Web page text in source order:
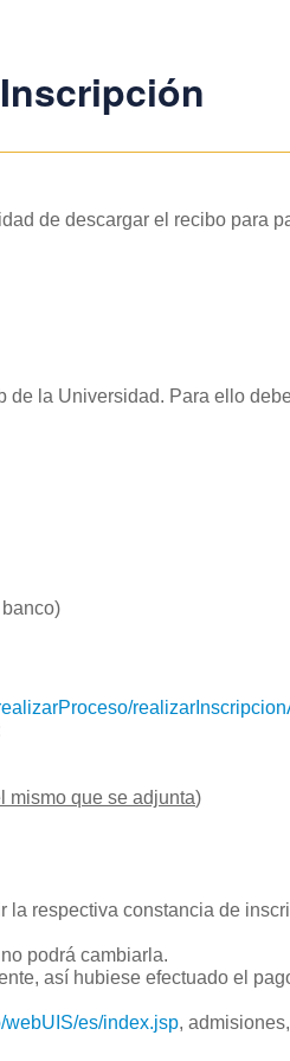
de descargar el recibo para
la Universidad. Para ello
mismo que se adjunta)
respectiva constancia de
podrá cambiarla.
así hubiese efectuado el
webUIS/es/index.jsp,